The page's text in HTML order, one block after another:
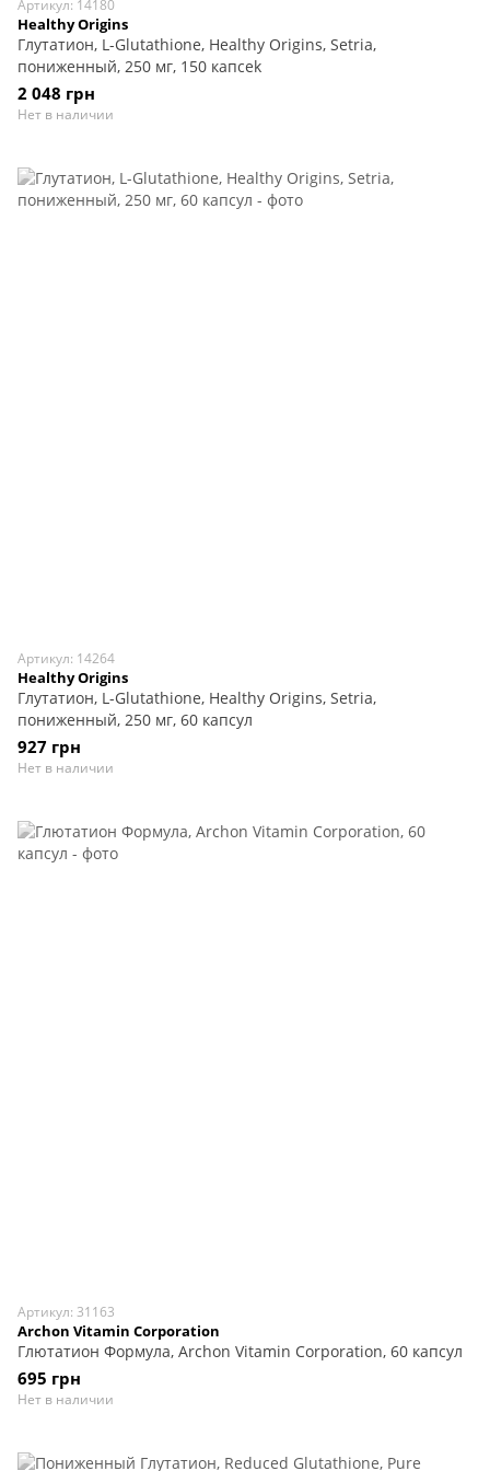
Артикул: 14180
Healthy Origins
Глутатион, L-Glutathione, Healthy Origins, Setria,
пониженный, 250 мг, 150 капcek
2 048 грн
Нет в наличии
Артикул: 14264
Healthy Origins
Глутатион, L-Glutathione, Healthy Origins, Setria,
пониженный, 250 мг, 60 капсул
927 грн
Нет в наличии
Артикул: 31163
Archon Vitamin Corporation
Глютатион Формула, Archon Vitamin Corporation, 60 капсул
695 грн
Нет в наличии